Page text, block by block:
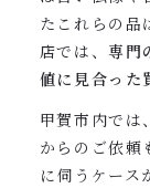
たこれらの品
店では、専門
値に見合った
甲賀市内では
からのご依頼
に伺うケース